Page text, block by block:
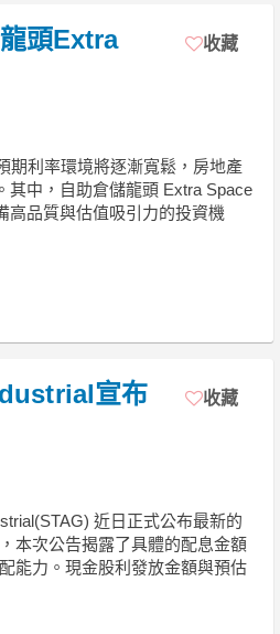
頭Extra
收藏
期利率環境將逐漸寬鬆，房地產
其中，自助倉儲龍頭 Extra Space
高品質與估值吸引力的投資機
宣布
收藏
近日正式公布最新的
本次公告揭露了具體的配息金額
能力。現金股利發放金額與預估